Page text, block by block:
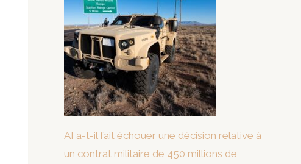
AI a-t-il fait échouer une décision relative à
un contrat militaire de 450 millions de